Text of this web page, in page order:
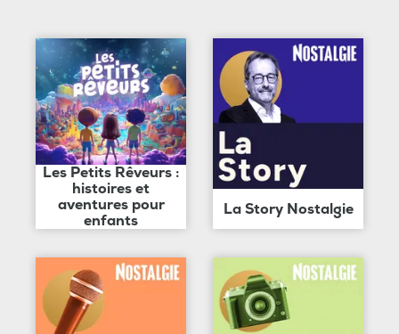
Les Petits Rêveurs :
histoires et
aventures pour
enfants
La Story Nostalgie